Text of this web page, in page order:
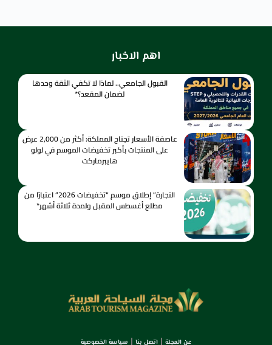
اهم الاخبار
القبول الجامعي.. لماذا لا تكفي الثقة وحدها
لضمان المقعد؟*
عاصفة الأسعار تجتاح المملكة: أكثر من 2,000 عرض
على المنتجات بأكبر تخفيضات الموسم في لولو
هايبرماركت
التجارة” إطلاق موسم “تخفيضات 2026” اعتبارًا من
مطلع أغسطس المقبل ولمدة ثلاثة أشهر*
عن المجلة اتصل بنا سياسة الخصوصية